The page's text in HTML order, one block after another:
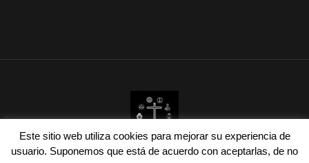
| Consejo de HH.CC de Marchena © 2025 | Diseño estudio5.eu
Este sitio web utiliza cookies para mejorar su experiencia de
usuario. Suponemos que está de acuerdo con aceptarlas, de no